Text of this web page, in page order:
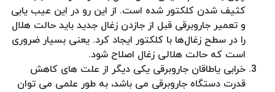
کثیف شدن کلکتور شده است. از این رو در این عیب یابی
و تعمیر جاروبرقی قبل از جازدن زغال جدید باید حالت هلال
را در سطح زغال‌ها با کلکتور ایجاد کرد. یعنی بسیار ضروری
است که حالت هلالی زغال اصلاح شود.
خرابی یاطاقان‌ جاروبرقی یکی دیگر از علت های کاهش
قدرت دستگاه جاروبرقی می باشد، به طور علمی می توان